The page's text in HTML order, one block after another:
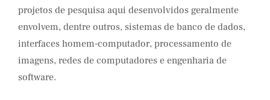
projetos de pesquisa aqui desenvolvidos geralmente
envolvem, dentre outros, sistemas de banco de dados,
interfaces homem-computador, processamento de
imagens, redes de computadores e engenharia de
software.